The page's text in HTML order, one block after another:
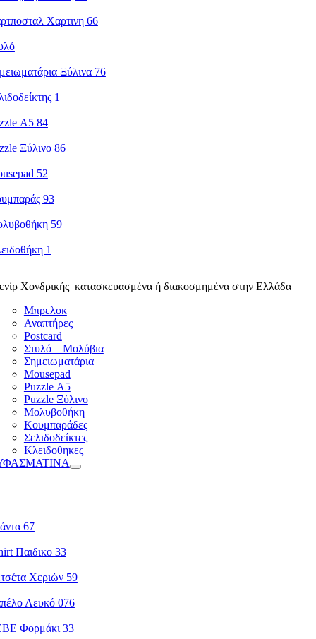
Χονδρικής κατασκευασμένα ή διακοσμημένα στην Ελλάδα
Μπρελοκ
Αναπτήρες
Postcard
Στυλό – Μολύβια
Σημειωματάρια
Mousepad
Puzzle Α5
Puzzle Ξύλινο
Μολυβοθήκη
Κουμπαράδες
Σελιδοδείκτες
Κλειδοθηκες